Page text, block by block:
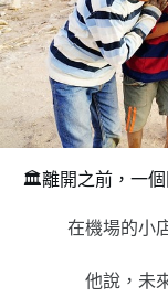
🏛️離開之前，一個
在機場的小
他說，未